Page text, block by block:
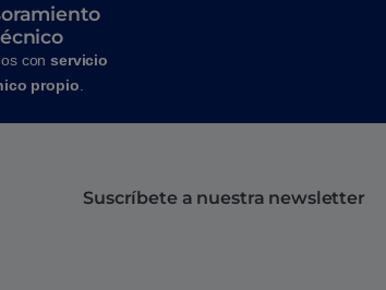
conservicio
propio
Suscríbete a nuestra newsletter